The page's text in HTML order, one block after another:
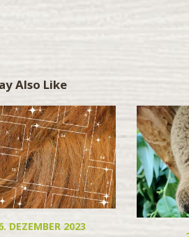
Also Like
DEZEMBER 2023